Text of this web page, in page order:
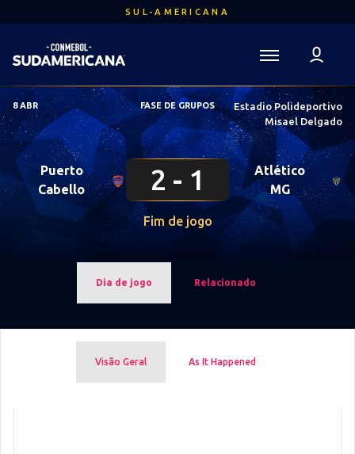
para
conteúdo
principal
SUL-AMERICANA
Sudamericana
Mega
Navigation
8 ABR FASE DE GRUPOS
Estadio Polideportivo
Misael Delgado
Puerto
Cabello
2 1
Atlético
MG
Fim de jogo
Dia de jogo Relacionado
Visão Geral As It Happened